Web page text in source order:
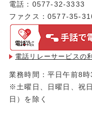
電話：0577-32-3333
ファクス：0577-35-
電話リレーサービスの
業務時間：平日午前8
※土曜日、日曜日、祝
日）を除く